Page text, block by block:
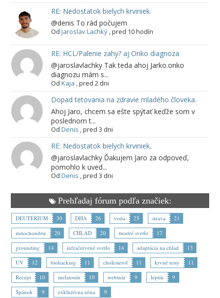
RE: Nedostatok bielych krviniek.
@denis To rád počujem
Od Jaroslav Lachký,pred 10 hodín
RE: HCL/Palenie zahy? aj Onko diagnoza
@jaroslavlachky Tak teda ahoj Jarko.onko
diagnozu mám s...
Od Kaja ,pred 2 dni
Dopad tetovania na zdravie mladého človeka.
Ahoj Jaro, chcem sa ešte spýtať keďže som v
poslednom t...
Od Denis ,pred 3 dni
RE: Nedostatok bielych krviniek.
@jaroslavlachky Ďakujem Jaro za odpoveď,
pomohlo k uved...
Od Denis ,pred 3 dni
Prehľadaj fórum podľa značiek:
DEUTÉRIUM 30 DHA 26 voda 25 strava
21
mitochondrie
20 CHLAD 20 modré svetlo
17
grounding
14 infračervené svetlo 14 adaptácia na chlad
13
UV
12 biohacking 11 cholesterol 11 krvné testy
11
Recept
10 melatonín 10 webinár 9 leptín
9
Spánok
9 exkluzívna zóna 9